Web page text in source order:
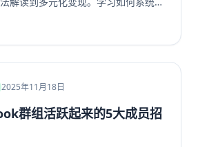
生命力和盈利能力的TikTok个人品牌
见陷阱，实现商业增长。掌握核心策
。
2025年11月18日
群组活跃起来的5大成员招